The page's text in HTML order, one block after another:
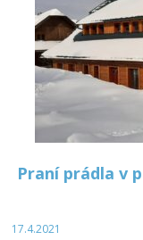
Praní prádla v
17.4.2021